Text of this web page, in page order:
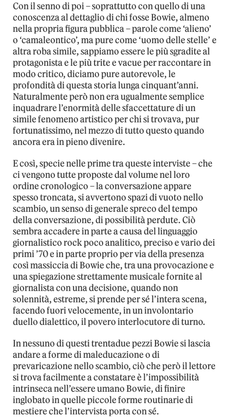
Con il senno di poi – soprattutto con quello di una
conoscenza al dettaglio di chi fosse Bowie, almeno
nella propria figura pubblica – parole come ‘alieno’
o ‘camaleontico’, ma pure come ‘uomo delle stelle’ e
altra roba simile, sappiamo essere le più sgradite al
protagonista e le più trite e vacue per raccontare in
modo critico, diciamo pure autorevole, le
profondità di questa storia lunga cinquant’anni.
Naturalmente però non era ugualmente semplice
inquadrare l’enormità delle sfaccettature di un
simile fenomeno artistico per chi si trovava, pur
fortunatissimo, nel mezzo di tutto questo quando
ancora era in pieno divenire.
E così, specie nelle prime tra queste interviste – che
ci vengono tutte proposte dal volume nel loro
ordine cronologico – la conversazione appare
spesso troncata, si avvertono spazi di vuoto nello
scambio, un senso di generale spreco del tempo
della conversazione, di possibilità perdute. Ciò
sembra accadere in parte a causa del linguaggio
giornalistico rock poco analitico, preciso e vario dei
primi ’70 e in parte proprio per via della presenza
così massiccia di Bowie che, tra una provocazione e
una spiegazione strettamente musicale fornite al
giornalista con una decisione, quando non
solennità, estreme, si prende per sé l’intera scena,
facendo fuori velocemente, in un involontario
duello dialettico, il povero interlocutore di turno.
In nessuno di questi trentadue pezzi Bowie si lascia
andare a forme di maleducazione o di
prevaricazione nello scambio, ciò che però il lettore
si trova facilmente a constatare è l’impossibilità
intrinseca nell’essere umano Bowie, di finire
inglobato in quelle piccole forme routinarie di
mestiere che l’intervista porta con sé.